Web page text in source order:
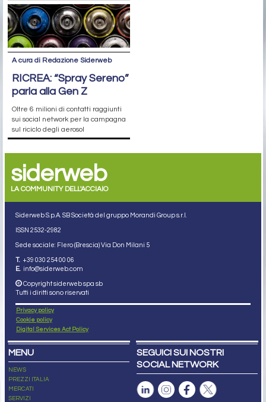
A cura di Redazione Siderweb
RICREA: “Spray Sereno”
parla alla Gen Z
Oltre 6 milioni di contatti raggiunti
sui social network per la campagna
sul riciclo degli aerosol
siderweb
LA COMMUNITY DELL'ACCIAIO
Siderweb S.p.A. SB Società del gruppo Morandi Group s.r.l.
ISSN 2532-2982
Sede sociale: Flero (Brescia) Via Don Milani 5
T. +39 030 254 00 06
E. info@siderweb.com
Copyright siderweb spa sb
Tutti i diritti sono riservati
Privacy policy
Cookie policy
Digital Services Act Policy
MENU
NEWS
PREZZI ITALIA
MERCATI
SERVIZI
SEGUICI SUI NOSTRI
SOCIAL NETWORK